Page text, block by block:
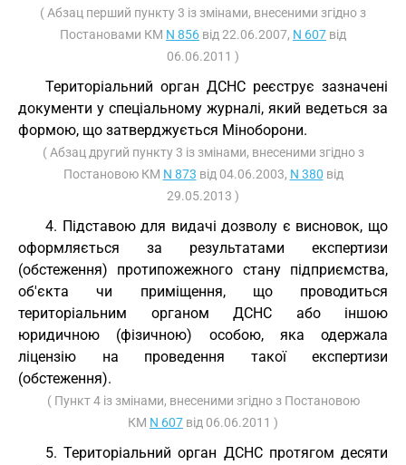
( Абзац перший пункту 3 із змінами, внесеними згідно з
Постановами КМ N 856 від 22.06.2007, N 607 від
06.06.2011 )
Територіальний орган ДСНС реєструє зазначені
документи у спеціальному журналі, який ведеться за
формою, що затверджується Міноборони.
( Абзац другий пункту 3 із змінами, внесеними згідно з
Постановою КМ N 873 від 04.06.2003, N 380 від
29.05.2013 )
4. Підставою для видачі дозволу є висновок, що
оформляється за результатами експертизи
(обстеження) протипожежного стану підприємства,
об'єкта чи приміщення, що проводиться
територіальним органом ДСНС або іншою
юридичною (фізичною) особою, яка одержала
ліцензію на проведення такої експертизи
(обстеження).
( Пункт 4 із змінами, внесеними згідно з Постановою
КМ N 607 від 06.06.2011 )
5. Територіальний орган ДСНС протягом десяти